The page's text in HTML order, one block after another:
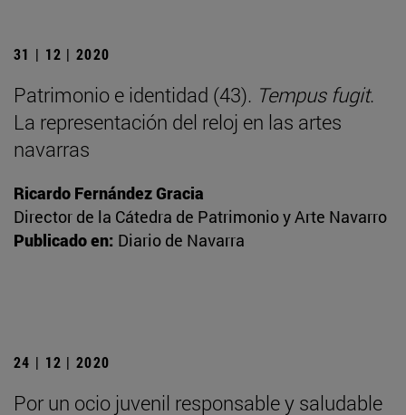
31 | 12 | 2020
Patrimonio e identidad (43). Tempus fugit.
La representación del reloj en las artes
navarras
Ricardo Fernández Gracia
Director de la Cátedra de Patrimonio y Arte Navarro
Publicado en: Diario de Navarra
24 | 12 | 2020
Por un ocio juvenil responsable y saludable